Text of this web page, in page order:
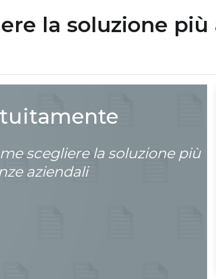
la soluzione
scegliere la soluzione più
aziendali